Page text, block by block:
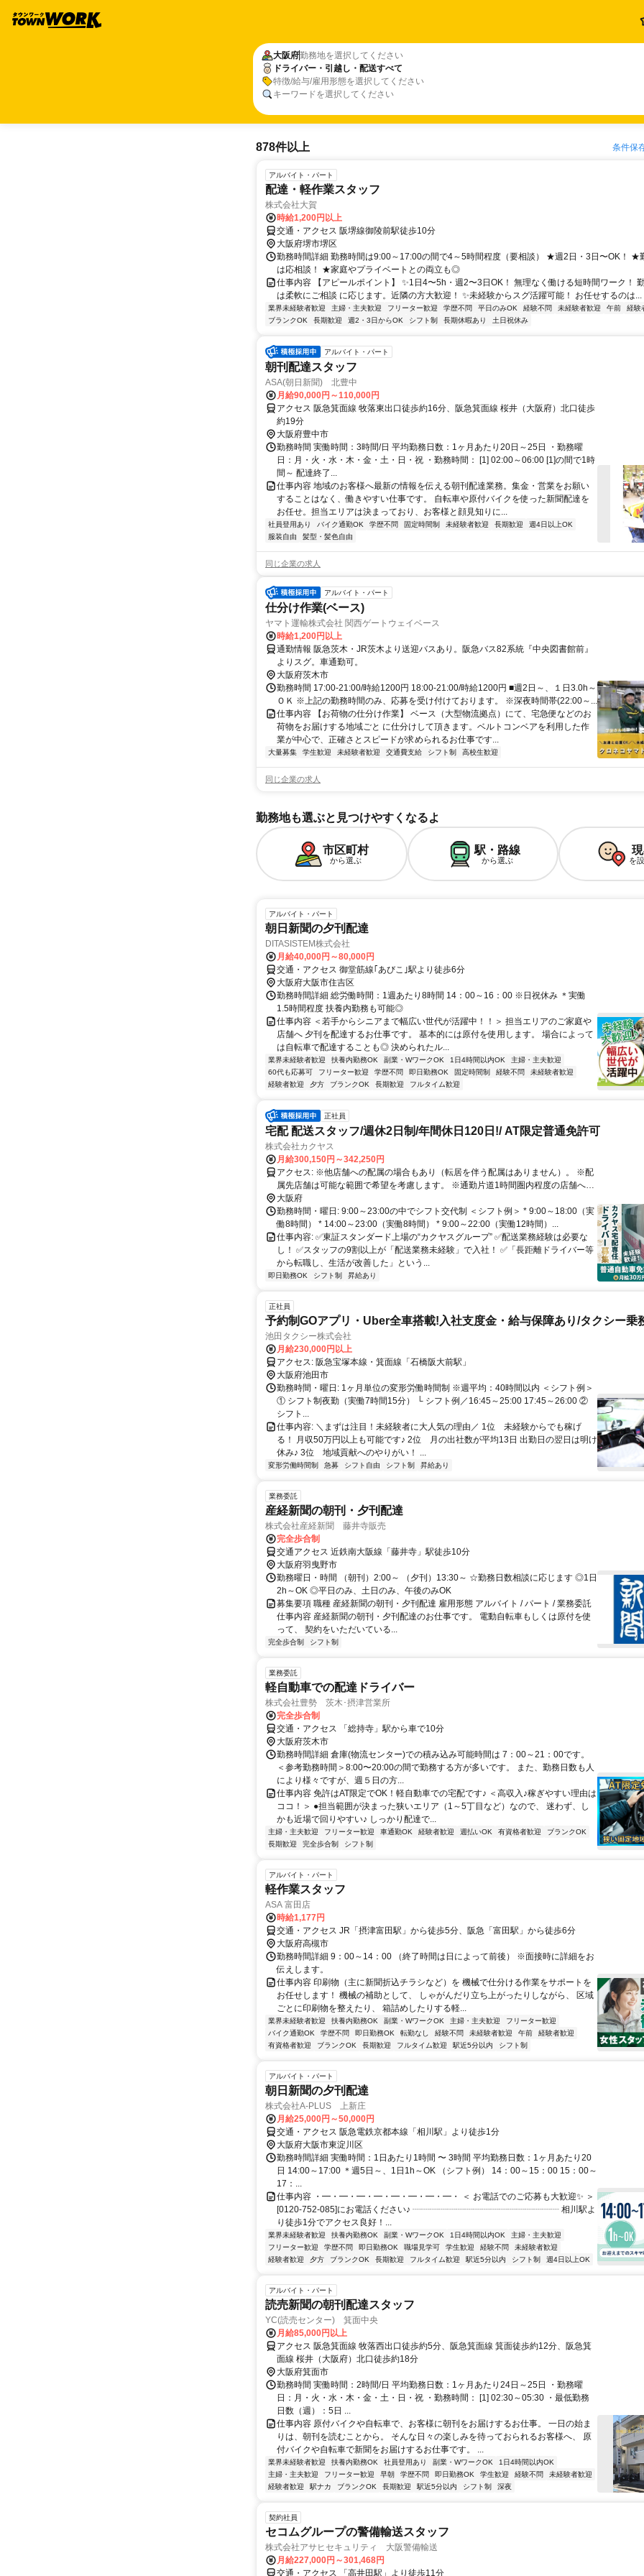
大阪府勤務地を選択してください
ドライバー・引越し・配送すべて
特徴/給与/雇用形態を選択してください
キーワードを選択してください
878件以上 条件保
アルバイト・パート
配達・軽作業スタッフ
株式会社大賀
時給1,200円以上
交通・アクセス 阪堺線御陵前駅徒歩10分
大阪府堺市堺区
勤務時間詳細 勤務時間は9:00～17:00の間で4～5時間程度（要相談） ★週2日・3日〜OK！ ★
は応相談！ ★家庭やプライベートとの両立も◎
仕事内容 【アピールポイント】 ✨1日4〜5h・週2〜3日OK！ 無理なく働ける短時間ワーク！
は柔軟にご相談 に応じます。近隣の方大歓迎！ ✨未経験からスグ活躍可能！ お任せするのは...
業界未経験者歓迎 主婦・主夫歓迎 フリーター歓迎 学歴不問 平日のみOK 経験不問 未経験者歓迎 午前
経験
ブランクOK
長期歓迎 週2・3日からOK シフト制 長期休暇あり 土日祝休み
アルバイト・パート
朝刊配達スタッフ
ASA(朝日新聞) 北豊中
月給90,000円～110,000円
アクセス 阪急箕面線 牧落東出口徒歩約16分、阪急箕面線 桜井（大阪府）北口徒歩
約19分
大阪府豊中市
勤務時間 実働時間：3時間/日 平均勤務日数：1ヶ月あたり20日～25日 ・勤務曜
日：月・火・水・木・金・土・日・祝 ・勤務時間： [1] 02:00～06:00 [1]の間で1時
間～ 配達終了...
仕事内容 地域のお客様へ最新の情報を伝える朝刊配達業務。集金・営業をお願い
することはなく、働きやすい仕事です。 自転車や原付バイクを使った新聞配達を
お任せ。担当エリアは決まっており、お客様と顔見知りに...
社員登用あり バイク通勤OK 学歴不問 固定時間制 未経験者歓迎 長期歓迎
週4日以上OK
服装自由
髪型・髪色自由
同じ企業の求人
アルバイト・パート
仕分け作業(ベース)
ヤマト運輸株式会社 関西ゲートウェイベース
時給1,200円以上
通勤情報 阪急茨木・JR茨木より送迎バスあり。阪急バス82系統『中央図書館前』
よりスグ。車通勤可。
大阪府茨木市
勤務時間 17:00-21:00/時給1200円 18:00-21:00/時給1200円 ■週2日～、１日3.0h～
ＯＫ ※上記の勤務時間のみ、応募を受け付けております。 ※深夜時間帯(22:00～...
仕事内容 【お荷物の仕分け作業】 ベース（大型物流拠点）にて、宅急便などのお
荷物をお届けする地域ごと に仕分けして頂きます。ベルトコンベアを利用した作
業が中心で、正確さとスピードが求められるお仕事です...
大量募集 学生歓迎 未経験者歓迎 交通費支給 シフト制 高校生歓迎
同じ企業の求人
勤務地も選ぶと見つけやすくなるよ
市区町村
から選ぶ
駅・路線
から選ぶ を
アルバイト・パート
朝日新聞の夕刊配達
DITASISTEM株式会社
月給40,000円～80,000円
交通・アクセス 御堂筋線｢あびこ｣駅より徒歩6分
大阪府大阪市住吉区
勤務時間詳細 総労働時間：1週あたり8時間 14：00～16：00 ※日祝休み ＊実働
1.5時間程度 扶養内勤務も可能◎
仕事内容 ＜若手からシニアまで幅広い世代が活躍中！！＞ 担当エリアのご家庭や
店舗へ 夕刊を配達するお仕事です。 基本的には原付を使用します。 場合によって
は自転車で配達することも◎ 決められたル...
業界未経験者歓迎 扶養内勤務OK 副業・WワークOK 1日4時間以内OK
主婦・主夫歓迎
60代も応募可
フリーター歓迎 学歴不問 即日勤務OK 固定時間制 経験不問
未経験者歓迎
経験者歓迎
夕方 ブランクOK 長期歓迎 フルタイム歓迎
正社員
宅配 配送スタッフ/週休2日制/年間休日120日!/ AT限定普通免許可
株式会社カクヤス
月給300,150円～342,250円
アクセス: ※他店舗への配属の場合もあり（転居を伴う配属はありません）。 ※配
属先店舗は可能な範囲で希望を考慮します。 ※通勤片道1時間圏内程度の店舗への
大阪府
勤務時間・曜日: 9:00～23:00の中でシフト交代制 ＜シフト例＞ * 9:00～18:00（実
働8時間） * 14:00～23:00（実働8時間） * 9:00～22:00（実働12時間）...
仕事内容: ✅東証スタンダード上場の“カクヤスグループ” ✅配送業務経験は必要な
し！ ✅スタッフの9割以上が「配送業務未経験」で入社！ ✅「長距離ドライバー等
から転職し、生活が改善した」という...
即日勤務OK シフト制 昇給あり
正社員
予約制GOアプリ・Uber全車搭載!入社支度金・給与保障あり/タクシー乗
池田タクシー株式会社
月給230,000円以上
アクセス: 阪急宝塚本線・箕面線「石橋阪大前駅」
大阪府池田市
勤務時間・曜日: 1ヶ月単位の変形労働時間制 ※週平均：40時間以内 ＜シフト例＞
① シフト制夜勤（実働7時間15分） └ シフト例／16:45～25:00 17:45～26:00 ②
シフト...
仕事内容: ＼まずは注目！未経験者に大人気の理由／ 1位 未経験からでも稼げ
る！ 月収50万円以上も可能です♪ 2位 月の出社数が平均13日 出勤日の翌日は明け
休み♪ 3位 地域貢献へのやりがい！ ...
変形労働時間制 急募 シフト自由 シフト制 昇給あり
業務委託
産経新聞の朝刊・夕刊配達
株式会社産経新聞 藤井寺販売
完全歩合制
交通アクセス 近鉄南大阪線「藤井寺」駅徒歩10分
大阪府羽曳野市
勤務曜日・時間 （朝刊）2:00～ （夕刊）13:30～ ☆勤務日数相談に応じます ◎1日
2h～OK ◎平日のみ、土日のみ、午後のみOK
募集要項 職種 産経新聞の朝刊・夕刊配達 雇用形態 アルバイト / パート / 業務委託
仕事内容 産経新聞の朝刊・夕刊配達のお仕事です。 電動自転車もしくは原付を使
って、 契約をいただいている...
完全歩合制 シフト制
業務委託
軽自動車での配達ドライバー
株式会社豊勢 茨木･摂津営業所
完全歩合制
交通・アクセス 「総持寺」駅から車で10分
大阪府茨木市
勤務時間詳細 倉庫(物流センター)での積み込み可能時間は 7：00～21：00です。
＜参考勤務時間＞8:00〜20:00の間で勤務する方が多いです。 また、勤務日数も人
により様々ですが、週５日の方...
仕事内容 免許はAT限定でOK！軽自動車での宅配です♪ ＜高収入♪稼ぎやすい理由は
ココ！＞ ●担当範囲が決まった狭いエリア（1～5丁目など）なので、 迷わず、し
かも近場で回りやすい♪ しっかり配達で...
主婦・主夫歓迎 フリーター歓迎 車通勤OK 経験者歓迎 週払いOK 有資格者歓迎
ブランクOK
長期歓迎
完全歩合制 シフト制
アルバイト・パート
軽作業スタッフ
ASA 富田店
時給1,177円
交通・アクセス JR「摂津富田駅」から徒歩5分、阪急「富田駅」から徒歩6分
大阪府高槻市
勤務時間詳細 9：00～14：00 （終了時間は日によって前後） ※面接時に詳細をお
伝えします。
仕事内容 印刷物（主に新聞折込チラシなど）を 機械で仕分ける作業をサポートを
お任せします！ 機械の補助として、 しゃがんだり立ち上がったりしながら、 区域
ごとに印刷物を整えたり、 箱詰めしたりする軽...
業界未経験者歓迎 扶養内勤務OK 副業・WワークOK 主婦・主夫歓迎
フリーター歓迎
バイク通勤OK
学歴不問 即日勤務OK 転勤なし 経験不問 未経験者歓迎 午前
経験者歓迎
有資格者歓迎
ブランクOK 長期歓迎 フルタイム歓迎 駅近5分以内 シフト制
アルバイト・パート
朝日新聞の夕刊配達
株式会社A-PLUS 上新庄
月給25,000円～50,000円
交通・アクセス 阪急電鉄京都本線「相川駅」より徒歩1分
大阪府大阪市東淀川区
勤務時間詳細 実働時間：1日あたり1時間 〜 3時間 平均勤務日数：1ヶ月あたり20
日 14:00～17:00 ＊週5日～、1日1h～OK （シフト例） 14：00～15：00 15：00～
17：...
仕事内容 ・━・━・━・━・━・━・━・━・ ＜ お電話でのご応募も大歓迎✨ ＞
[0120-752-085]にお電話ください♪ ┈┈┈┈┈┈┈┈┈┈┈┈┈┈┈┈┈ 相川駅よ
り徒歩1分でアクセス良好！...
業界未経験者歓迎 扶養内勤務OK 副業・WワークOK 1日4時間以内OK
主婦・主夫歓迎
フリーター歓迎
学歴不問 即日勤務OK 職場見学可 学生歓迎 経験不問
未経験者歓迎
経験者歓迎
夕方 ブランクOK 長期歓迎 フルタイム歓迎 駅近5分以内 シフト制 週4日以上OK
アルバイト・パート
読売新聞の朝刊配達スタッフ
YC(読売センター) 箕面中央
月給85,000円以上
アクセス 阪急箕面線 牧落西出口徒歩約5分、阪急箕面線 箕面徒歩約12分、阪急箕
面線 桜井（大阪府）北口徒歩約18分
大阪府箕面市
勤務時間 実働時間：2時間/日 平均勤務日数：1ヶ月あたり24日～25日 ・勤務曜
日：月・火・水・木・金・土・日・祝 ・勤務時間： [1] 02:30～05:30 ・最低勤務
日数（週）：5日 ...
仕事内容 原付バイクや自転車で、お客様に朝刊をお届けするお仕事。 一日の始ま
りは、朝刊を読むことから。 そんな日々の楽しみを待っておられるお客様へ、 原
付バイクや自転車で新聞をお届けするお仕事です。 ...
業界未経験者歓迎 扶養内勤務OK 社員登用あり 副業・WワークOK
1日4時間以内OK
主婦・主夫歓迎
フリーター歓迎 早朝 学歴不問 即日勤務OK 学生歓迎 経験不問
未経験者歓迎
経験者歓迎
駅ナカ ブランクOK 長期歓迎 駅近5分以内 シフト制 深夜
契約社員
セコムグループの警備輸送スタッフ
株式会社アサヒセキュリティ 大阪警備輸送
月給227,000円～301,468円
交通・アクセス 「高井田駅」より徒歩11分